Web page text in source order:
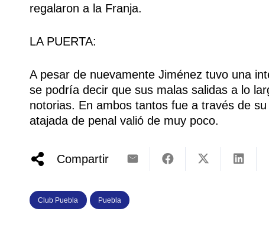
regalaron a la Franja.
LA PUERTA:
A pesar de nuevamente Jiménez tuvo una
se podría decir que sus malas salidas a lo
notorias. En ambos tantos fue a través de
atajada de penal valió de muy poco.
Compartir
Club Puebla Puebla